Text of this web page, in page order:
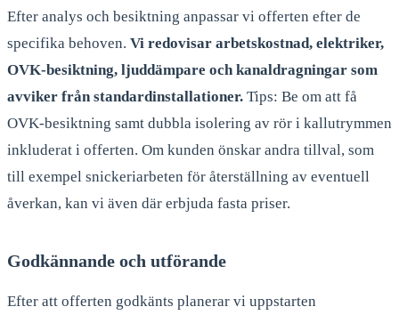
Efter analys och besiktning anpassar vi offerten efter de
specifika behoven. Vi redovisar arbetskostnad, elektriker,
OVK-besiktning, ljuddämpare och kanaldragningar som
avviker från standardinstallationer. Tips: Be om att få
OVK-besiktning samt dubbla isolering av rör i kallutrymmen
inkluderat i offerten. Om kunden önskar andra tillval, som
till exempel snickeriarbeten för återställning av eventuell
åverkan, kan vi även där erbjuda fasta priser.
Godkännande och utförande
Efter att offerten godkänts planerar vi uppstarten